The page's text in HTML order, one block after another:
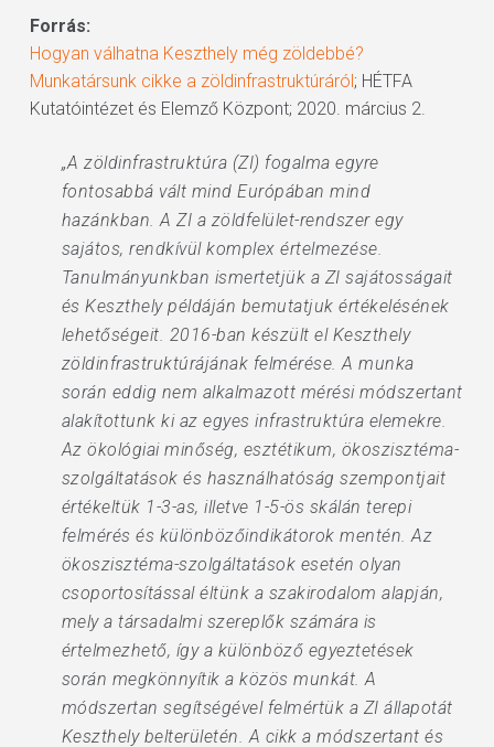
Forrás:
Hogyan válhatna Keszthely még zöldebbé?
Munkatársunk cikke a zöldinfrastruktúráról; HÉTFA
Kutatóintézet és Elemző Központ; 2020. március 2.
„A zöldinfrastruktúra (ZI) fogalma egyre
fontosabbá vált mind Európában mind
hazánkban. A ZI a zöldfelület-rendszer egy
sajátos, rendkívül komplex értelmezése.
Tanulmányunkban ismertetjük a ZI sajátosságait
és Keszthely példáján bemutatjuk értékelésének
lehetőségeit. 2016-ban készült el Keszthely
zöldinfrastruktúrájának felmérése. A munka
során eddig nem alkalmazott mérési módszertant
alakítottunk ki az egyes infrastruktúra elemekre.
Az ökológiai minőség, esztétikum, ökoszisztéma-
szolgáltatások és használhatóság szempontjait
értékeltük 1-3-as, illetve 1-5-ös skálán terepi
felmérés és különbözőindikátorok mentén. Az
ökoszisztéma-szolgáltatások esetén olyan
csoportosítással éltünk a szakirodalom alapján,
mely a társadalmi szereplők számára is
értelmezhető, így a különböző egyeztetések
során megkönnyítik a közös munkát. A
módszertan segítségével felmértük a ZI állapotát
Keszthely belterületén. A cikk a módszertant és